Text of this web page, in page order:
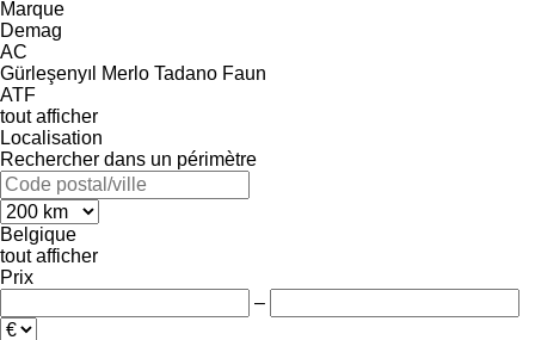
Marque
Demag
AC
Gürleşenyıl
Merlo Tadano Faun
ATF
tout afficher
Localisation
Rechercher dans un périmètre
Belgique
tout afficher
Prix
–